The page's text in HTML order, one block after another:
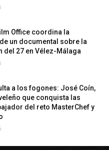
Office coordina la
un documental sobre la
del 27 en Vélez-Málaga
a los fogones: José Coín,
que conquista las
del reto MasterChef y